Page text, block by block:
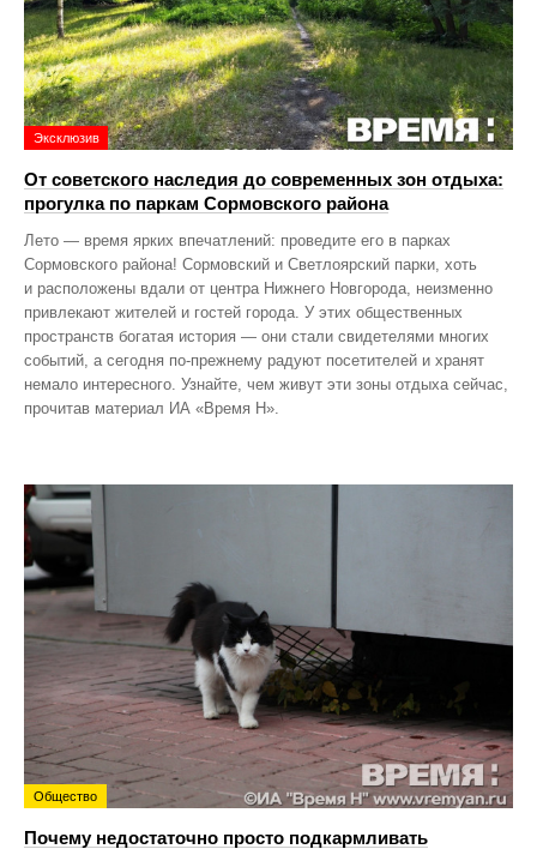
Эксклюзив
От советского наследия до современных зон отдыха:
прогулка по паркам Сормовского района
Лето — время ярких впечатлений: проведите его в парках
Сормовского района! Сормовский и Светлоярский парки, хоть
и расположены вдали от центра Нижнего Новгорода, неизменно
привлекают жителей и гостей города. У этих общественных
пространств богатая история — они стали свидетелями многих
событий, а сегодня по‑прежнему радуют посетителей и хранят
немало интересного. Узнайте, чем живут эти зоны отдыха сейчас,
прочитав материал ИА «Время Н».
Общество
Почему недостаточно просто подкармливать